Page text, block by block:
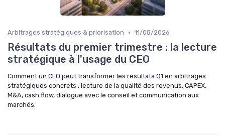
Arbitrages stratégiques & priorisation • 11/05/2026
Résultats du premier trimestre : la lecture
stratégique à l'usage du CEO
Comment un CEO peut transformer les résultats Q1 en arbitrages
stratégiques concrets : lecture de la qualité des revenus, CAPEX,
M&A, cash flow, dialogue avec le conseil et communication aux
marchés.